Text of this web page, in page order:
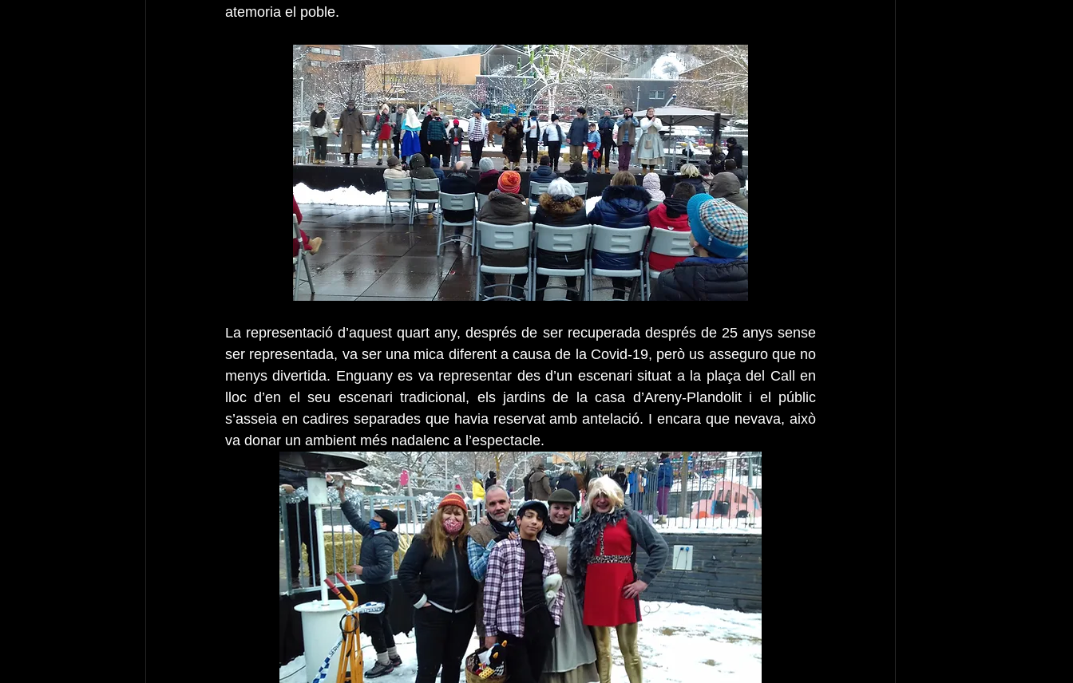
atemoria el poble.
La representació d’aquest quart any, després de ser recuperada després de 25 anys sense
ser representada, va ser una mica diferent a causa de la Covid-19, però us asseguro que no
menys divertida. Enguany es va representar des d’un escenari situat a la plaça del Call en
lloc d’en el seu escenari tradicional, els jardins de la casa d’Areny-Plandolit i el públic
s’asseia en cadires separades que havia reservat amb antelació. I encara que nevava, això
va donar un ambient més nadalenc a l’espectacle.